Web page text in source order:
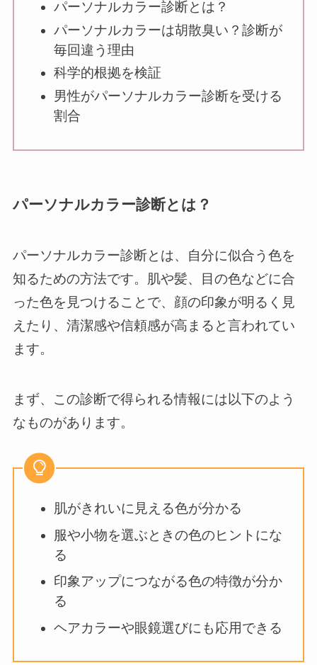
パーソナルカラー診断とは？
パーソナルカラーは胡散臭い？診断が
毎回違う理由
科学的根拠を検証
男性がパーソナルカラー診断を受ける
割合
パーソナルカラー診断とは？
パーソナルカラー診断とは、自分に似合う色を
知るための方法です。肌や髪、目の色などに合
った色を見つけることで、顔の印象が明るく見
えたり、清潔感や信頼感が高まると言われてい
ます。
まず、この診断で得られる情報には以下のよう
なものがあります。
肌がきれいに見える色が分かる
服や小物を選ぶときの色のヒントにな
る
印象アップにつながる色の特徴が分か
る
ヘアカラーや眼鏡選びにも応用できる